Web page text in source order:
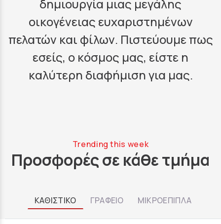
δημιουργία μιας μεγάλης
οικογένειας ευχαριστημένων
πελατών και φίλων. Πιστεύουμε πως
εσείς, ο κόσμος μας, είστε η
καλύτερη διαφήμιση για μας.
Trending this week
Προσφορές σε κάθε τμήμα
ΚΑΘΙΣΤΙΚΟ ΓΡΑΦΕΙΟ ΜΙΚΡΟΕΠΙΠΛΑ